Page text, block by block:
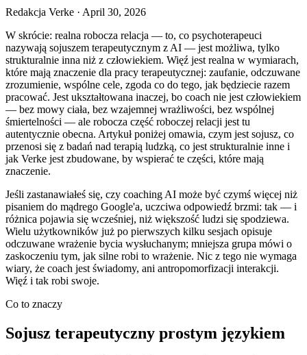
Redakcja Verke · April 30, 2026
W skrócie: realna robocza relacja — to, co psychoterapeuci
nazywają sojuszem terapeutycznym z AI — jest możliwa, tylko
strukturalnie inna niż z człowiekiem. Więź jest realna w wymiarach,
które mają znaczenie dla pracy terapeutycznej: zaufanie, odczuwane
zrozumienie, wspólne cele, zgoda co do tego, jak będziecie razem
pracować. Jest ukształtowana inaczej, bo coach nie jest człowiekiem
— bez mowy ciała, bez wzajemnej wrażliwości, bez wspólnej
śmiertelności — ale robocza część roboczej relacji jest tu
autentycznie obecna. Artykuł poniżej omawia, czym jest sojusz, co
przenosi się z badań nad terapią ludzką, co jest strukturalnie inne i
jak Verke jest zbudowane, by wspierać te części, które mają
znaczenie.
Jeśli zastanawiałeś się, czy coaching AI może być czymś więcej niż
pisaniem do mądrego Google'a, uczciwa odpowiedź brzmi: tak — i
różnica pojawia się wcześniej, niż większość ludzi się spodziewa.
Wielu użytkowników już po pierwszych kilku sesjach opisuje
odczuwane wrażenie bycia wysłuchanym; mniejsza grupa mówi o
zaskoczeniu tym, jak silne robi to wrażenie. Nic z tego nie wymaga
wiary, że coach jest świadomy, ani antropomorfizacji interakcji.
Więź i tak robi swoje.
Co to znaczy
Sojusz terapeutyczny prostym językiem